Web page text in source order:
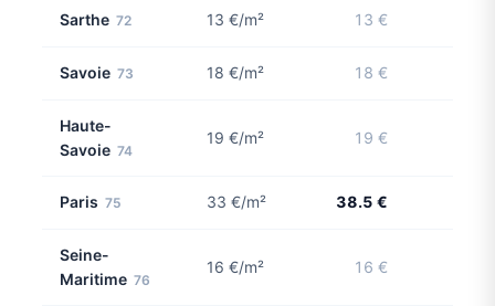
Sarthe 72 13 €/m² 13 €
Savoie 73 18 €/m² 18 €
Haute-
Savoie 74
19 €/m² 19 €
Paris 75 33 €/m² 38.5 €
Seine-
Maritime 76
16 €/m² 16 €